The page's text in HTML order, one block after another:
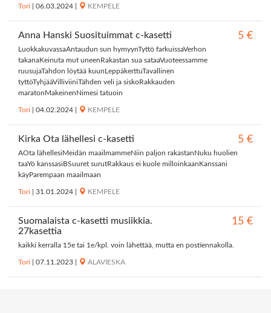
Tori 06.03.2024 KEMPELE
Anna Hanski Suosituimmat c-kasetti 5 €
LuokkakuvassaAntaudun sun hymyynTyttö farkuissaVerhon
takanaKeinuta mut uneenRakastan sua sataaVuoteessamme
ruusujaTahdon löytää kuunLeppäkerttuTavallinen
tyttöTyhjääVilliviiniTähden veli ja siskoRakkauden
maratonMakeinenNimesi tatuoin
Tori 04.02.2024 KEMPELE
Kirka Ota lähellesi c-kasetti 5 €
AOta lähellesiMeidän maailmammeNiin paljon rakastanNuku huolien
taaYö kanssasiBSuuret surutRakkaus ei kuole milloinkaanKanssani
käyParempaan maailmaan
Tori 31.01.2024 KEMPELE
Suomalaista c-kasetti musiikkia.
27kasettia
15 €
kaikki kerralla 15e tai 1e/kpl. voin lähettää, mutta en postiennakolla.
Tori 07.11.2023 ALAVIESKA